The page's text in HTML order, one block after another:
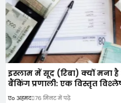
इस्लाम में सूद (रिबा) क्यों मना
बैंकिंग प्रणाली: एक विस्तृत
एо अहमद 76 मिनट में पढ़ें